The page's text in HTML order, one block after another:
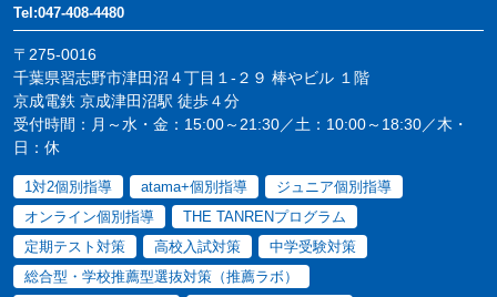
Tel:047-408-4480
〒275-0016
千葉県習志野市津田沼４丁目１-２９ 棒やビル １階
京成電鉄 京成津田沼駅 徒歩４分
受付時間：月～水・金：15:00～21:30／土：10:00～18:30／木・
日：休
1対2個別指導 atama+個別指導
ジュニア個別指導
オンライン個別指導
THE TANRENプログラム
定期テスト対策
高校入試対策
中学受験対策
総合型・学校推薦型選抜対策（推薦ラボ）